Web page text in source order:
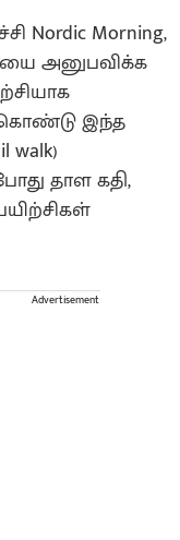
Nordic Morning,
அனுபவிக்க
இந்த
தாள கதி,
Advertisement